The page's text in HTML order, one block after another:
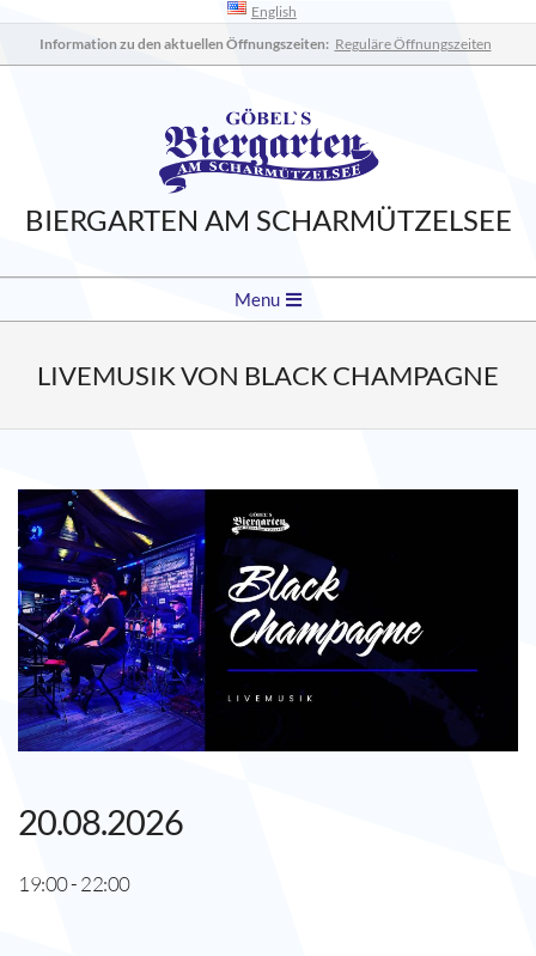
content
English
Information zu den aktuellen Öffnungszeiten: Reguläre Öffnungszeiten
BIERGARTEN AM SCHARMÜTZELSEE
Navigation
Menu
LIVEMUSIK VON BLACK CHAMPAGNE
20.08.2026
19:00 - 22:00